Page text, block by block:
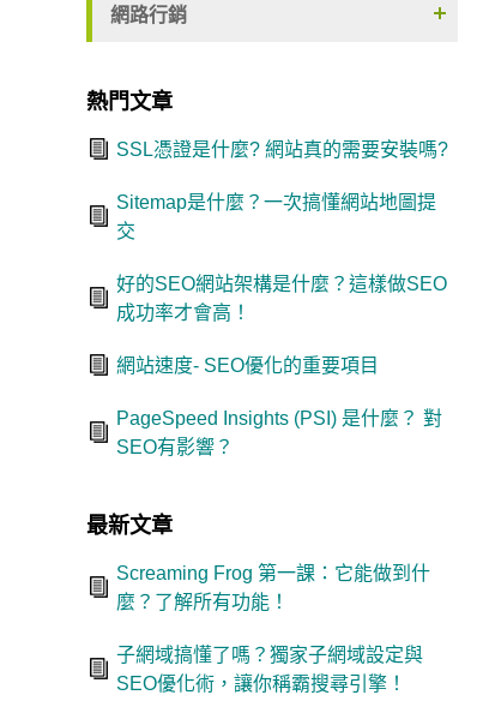
網路行銷
熱門文章
SSL憑證是什麼? 網站真的需要安裝嗎?
Sitemap是什麼？一次搞懂網站地圖提
交
好的SEO網站架構是什麼？這樣做SEO
成功率才會高！
網站速度- SEO優化的重要項目
PageSpeed Insights (PSI) 是什麼？ 對
SEO有影響？
最新文章
Screaming Frog 第一課：它能做到什
麼？了解所有功能！
子網域搞懂了嗎？獨家子網域設定與
SEO優化術，讓你稱霸搜尋引擎！